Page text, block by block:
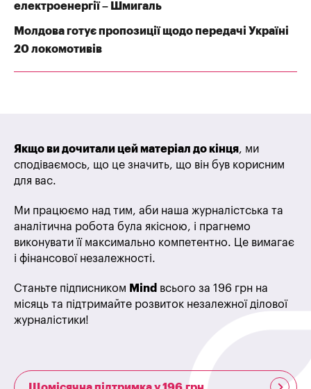
електроенергії – Шмигаль
Молдова готує пропозиції щодо передачі Україні
20 локомотивів
Якщо ви дочитали цей матеріал до кінця, ми
сподіваємось, що це значить, що він був корисним
для вас.
Ми працюємо над тим, аби наша журналістська та
аналітична робота була якісною, і прагнемо
виконувати її максимально компетентно. Це вимагає
і фінансової незалежності.
Станьте підписником Mind всього за 196 грн на
місяць та підтримайте розвиток незалежної ділової
журналістики!